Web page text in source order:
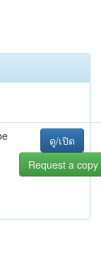
ดู/เปิด
Request a copy